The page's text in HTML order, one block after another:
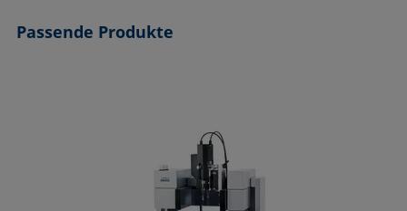
Oberflächenspannung
Passende Produkte